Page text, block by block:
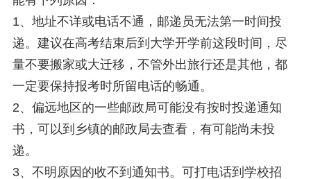
1、地址不详或电话不通，邮递员无法第一时间投
递。建议在高考结束后到大学开学前这段时间，尽
量不要搬家或大迁移，不管外出旅行还是其他，都
一定要保持报考时所留电话的畅通。
2、偏远地区的一些邮政局可能没有按时投递通知
书，可以到乡镇的邮政局去查看，有可能尚未投
递。
3、不明原因的收不到通知书。可打电话到学校招